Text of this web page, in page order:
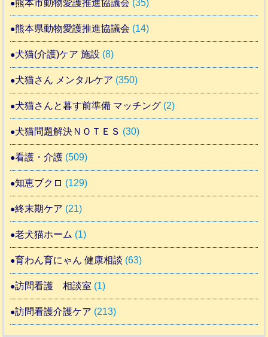
熊本市動物愛護推進協議会 (35)
熊本県動物愛護推進協議会 (14)
犬猫(介護)ケア 施設 (8)
犬猫さん メンタルケア (350)
犬猫さんと暮す前準備 マッチング (2)
犬猫問題解決ＮＯＴＥＳ (30)
看護・介護 (509)
知恵ブクロ (129)
終末期ケア (21)
老犬猫ホーム (1)
育わん育にゃん 健康相談 (63)
訪問看護 相談室 (1)
訪問看護介護ケア (213)